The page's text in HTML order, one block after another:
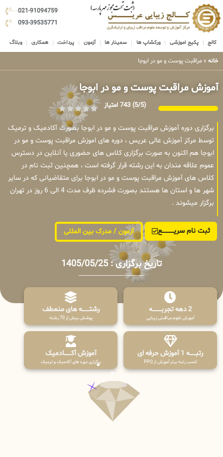
021-91094759
093-39535771
کالج پکیج اموزشی ورکشاپ ها سمینار ها آزمون پرداخت همکاری وبلاگ
خانه » مراقبت پوست و مو در ابوجا
آموزش مراقبت پوست و مو در ابوجا
(5/5) 743 امتیاز
برگزاری دوره آموزش مراقبت پوست و مو در ابوجا بصورت آکادمیک و ترمیک
توسط مرکز آموزش عالی عریس ، دوره های اموزش مراقبت پوست و مو در
ابوجا هم اکنون به صورت برگزاری کلاس های حضوری یا آنلاین در دسترس
عموم علاقه مندان به این رشته قرار گرفته است ، همچنین ثبت نام در
کلاس های آموزش مراقبت پوست و مو در ابوجا برای متقاضیانی که در سایر
شهر ها و استان ها هستند بصورت فشرده ظرف مدت 4 الی 6 روز در تهران
برگزار میشوند .
ثبت نام سریــــــــــــع آزمون / مدرک بین المللی
تاریخ برگزاری : 1405/05/25
2 دهه تجربـــــــــه
آموزش علوم مراقبتی زیبایی
رشتـــــــه های منعطف
پوشش بیش از 70 رشته
رتبــــــه 1 آموزش حرفه ای
کسب رتبه برتر آموزش از PPQ
آموزش آکـــــــادمیک
برگزاری دوره های آکادمیک و ترمیک